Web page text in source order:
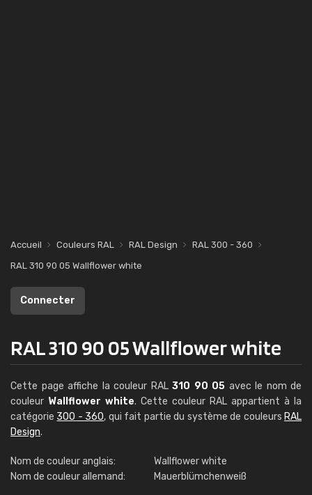
Accueil Couleurs RAL RAL Design
RAL 300 - 360
RAL 310 90 05 Wallflower white
Connecter
RAL 310 90 05 Wallflower white
Cette page affiche la couleur RAL 310 90 05 avec le nom de
couleur Wallflower white. Cette couleur RAL appartient à la
catégorie 300 - 360, qui fait partie du système de couleurs RAL
Design.
Nom de couleur anglais:
Wallflower white
Nom de couleur allemand:
Mauerblümchenweiß